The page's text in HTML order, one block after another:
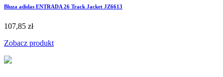
Bluza adidas ENTRADA 26 Track Jacket JZ6613
107,85 zł
Zobacz produkt